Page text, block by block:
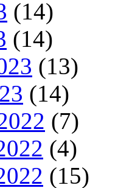
(14)
(14)
(13)
(14)
(7)
(4)
(15)